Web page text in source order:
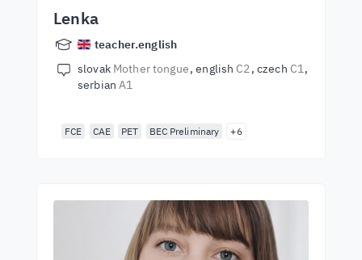
Lenka
teacher.english
slovak Mother tongue english C2 czech C1
serbianA1
FCE CAE PET BEC Preliminary +6